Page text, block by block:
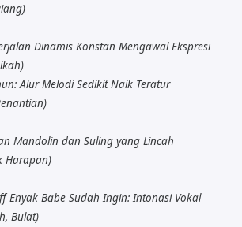
Dinamis Konstan Mengawal Ekspresi
Alur Melodi Sedikit Naik Teratur
Mandolin dan Suling yang Lincah
Harapan)
Enyak Babe Sudah Ingin: Intonasi Vokal
Bulat)